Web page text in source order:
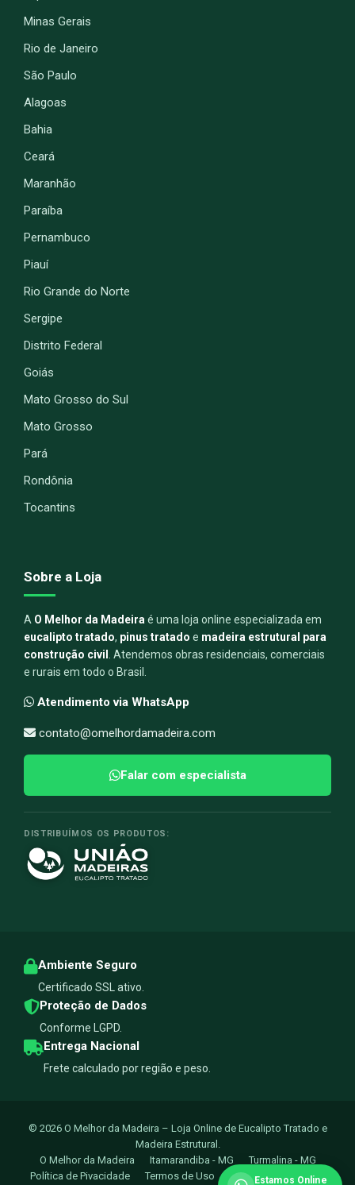
Minas Gerais
Rio de Janeiro
São Paulo
Alagoas
Bahia
Ceará
Maranhão
Paraíba
Pernambuco
Piauí
Rio Grande do Norte
Sergipe
Distrito Federal
Goiás
Mato Grosso do Sul
Mato Grosso
Pará
Rondônia
Tocantins
Sobre a Loja
A O Melhor da Madeiraé uma loja online especializada em
eucalipto tratado, pinus tratado e madeira estrutural para
construção civil . Atendemos obras residenciais, comerciais
e rurais em todo o Brasil.
Atendimento via WhatsApp
contato@omelhordamadeira.com
Falar com especialista
DISTRIBUÍMOS OS PRODUTOS:
Ambiente Seguro
Certificado SSL ativo.
Proteção de Dados
Conforme LGPD.
Entrega Nacional
Frete calculado por região e peso.
Estamos Online
© 2026 O Melhor da Madeira – Loja Online de Eucalipto Tratado e
Madeira Estrutural.
O Melhor da Madeira
Itamarandiba - MG
Turmalina - MG
Política de Pivacidade
Termos de Uso Trocas e Devoluçoes